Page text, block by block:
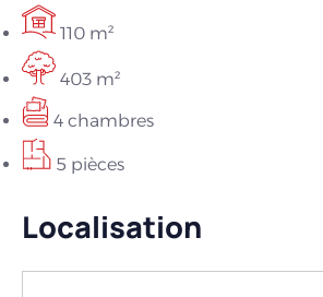
110 m²
403 m²
4 chambres
5 pièces
Localisation